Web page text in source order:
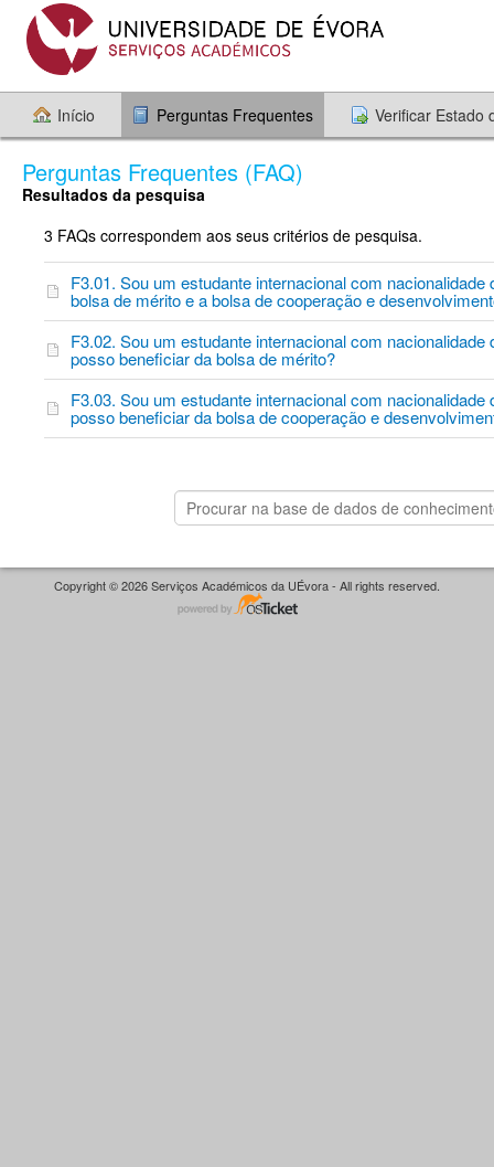
Início Perguntas Frequentes Verificar Estado
Perguntas Frequentes (FAQ)
Resultados da pesquisa
3 FAQs correspondem aos seus critérios de pesquisa.
F3.01. Sou um estudante internacional com
bolsa de mérito e a bolsa de cooperação e
F3.02. Sou um estudante internacional com
posso beneficiar da bolsa de mérito?
F3.03. Sou um estudante internacional com
posso beneficiar da bolsa de cooperação e
Copyright © 2026 Serviços Académicos da UÉvora - All rights reserved.